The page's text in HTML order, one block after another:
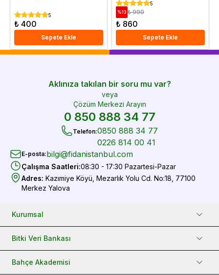
5
₺ 400
Sepete Ekle
5
%13 ₺ 990
₺ 860
Sepete Ekle
Aklınıza takılan bir soru mu var?
veya
Çözüm Merkezi Arayın
0 850 888 34 77
Telefon:0850 888 34 77
0226 814 00 41
E-posta:bilgi@fidanistanbul.com
Çalışma Saatleri:08:30 - 17:30 Pazartesi-Pazar
Adres: Kazımiye Köyü, Mezarlık Yolu Cd. No:18, 77100
Merkez Yalova
Kurumsal
Bitki Veri Bankası
Bahçe Akademisi